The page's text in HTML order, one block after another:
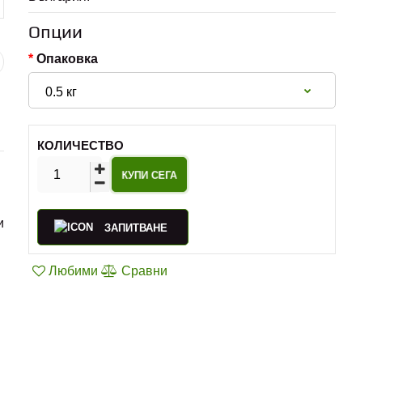
Опции
Опаковка
КОЛИЧЕСТВО
ЗАПИТВАНЕ
Любими Сравни